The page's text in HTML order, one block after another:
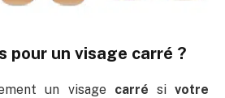
pour un visage carré ?
un visage carré sivotre